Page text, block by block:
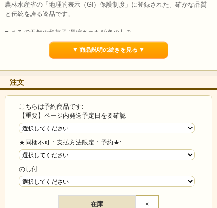
農林水産省の「地理的表示（GI）保護制度」に登録された、確かな品質
と伝統を誇る逸品です。
■ まるで天然の和菓子 凝縮された飴色の甘み
独自の伝統製法により、一粒一粒丁寧に仕上げました。
美しい飴色の果肉は、驚くほど濃厚で上品な甘み。
表面の白い粉は、柿の糖分がじっくりと染み出した「甘さの証」です。
もっちりとした食感と、口の中に広がる芳醇な風味をお楽しみくださ
い。
■ 贈答用に最適な「特製化粧箱」仕様
高級感のある化粧箱に入れてお届けします。
お歳暮や御年賀、大切な方への季節のご挨拶、お祝いの品として大変喜
ばれるお品です。
【市田柿についてのお願い及びご注意】
暖かくなると、粉が戻りベト付きやカビが発生する場合がございます。
涼しい場所に保管するか、できれば冷蔵庫で保存してください。特に開
封後は、必ず冷蔵庫保存をお願いいたします。
▼ 商品説明の続きを見る ▼
注文
こちらは予約商品です:
【重要】ページ内発送予定日を要確認
★同梱不可：支払方法限定：予約★:
のし付:
在庫 ×